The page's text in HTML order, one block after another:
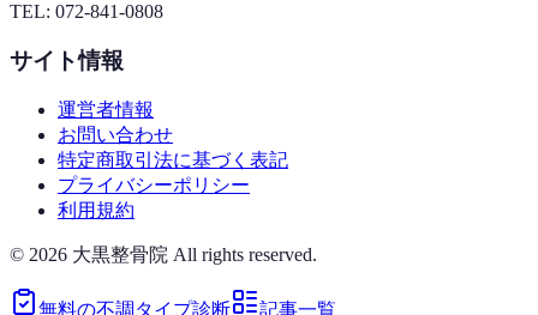
TEL: 072-841-0808
サイト情報
運営者情報
お問い合わせ
特定商取引法に基づく表記
プライバシーポリシー
利用規約
© 2026 大黒整骨院 All rights reserved.
無料の不調タイプ診断 記事一覧